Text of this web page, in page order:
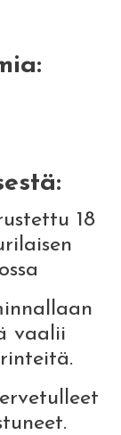
18
vaalii